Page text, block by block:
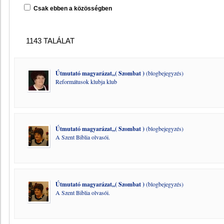
Csak ebben a közösségben
1143 TALÁLAT
Útmutató magyarázat,,( Szombat )(blogbejegyzés)
Reformátusok klubja klub
Útmutató magyarázat,,( Szombat )(blogbejegyzés)
A Szent Biblia olvasói.
Útmutató magyarázat,,( Szombat )(blogbejegyzés)
A Szent Biblia olvasói.